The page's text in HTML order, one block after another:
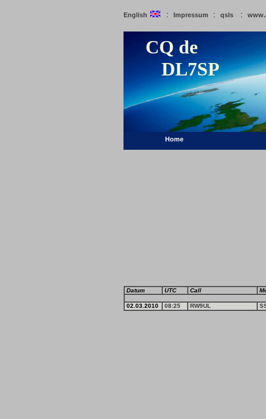
English : Impressum : qsls :
CQ de
DL7SP
Home
Datum UTC Call
02.03.2010 08:25 RW9UL